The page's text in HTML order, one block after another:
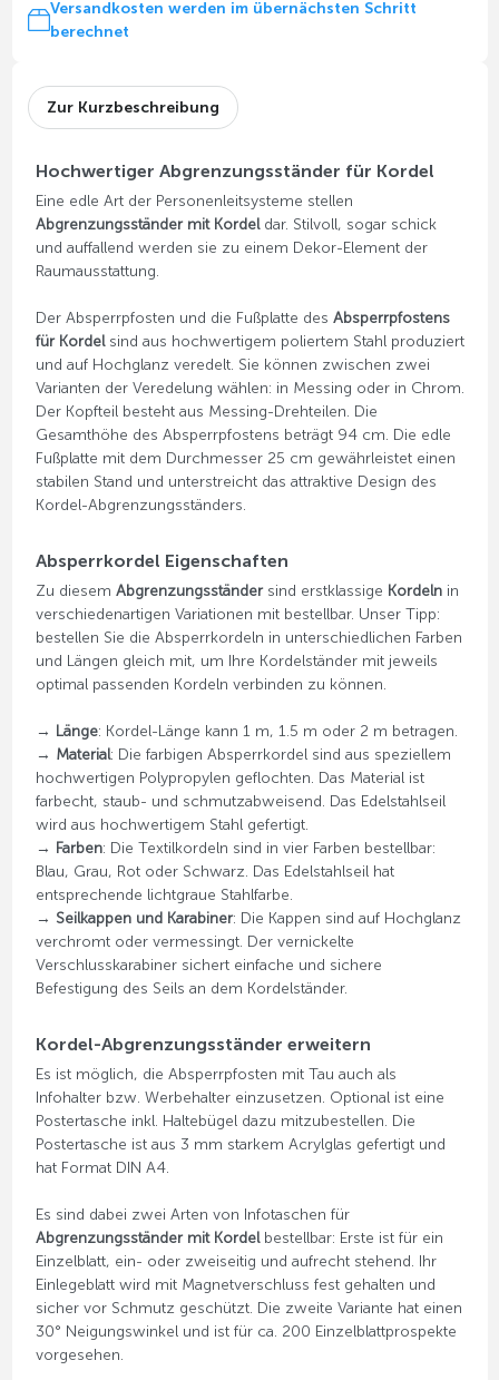
Versandkosten werden im übernächsten Schritt
berechnet
Zur Kurzbeschreibung
Hochwertiger Abgrenzungsständer für Kordel
Eine edle Art der Personenleitsysteme stellen
Abgrenzungsständer mit Kordeldar. Stilvoll, sogar schick
und auffallend werden sie zu einem Dekor-Element der
Raumausstattung.
Der Absperrpfosten und die Fußplatte des Absperrpfostens
für Kordelsind aus hochwertigem poliertem Stahl produziert
und auf Hochglanz veredelt. Sie können zwischen zwei
Varianten der Veredelung wählen: in Messing oder in Chrom.
Der Kopfteil besteht aus Messing-Drehteilen. Die
Gesamthöhe des Absperrpfostens beträgt 94 cm. Die edle
Fußplatte mit dem Durchmesser 25 cm gewährleistet einen
stabilen Stand und unterstreicht das attraktive Design des
Kordel-Abgrenzungsständers.
Absperrkordel Eigenschaften
Zu diesem Abgrenzungsständersind erstklassige Kordelnin
verschiedenartigen Variationen mit bestellbar. Unser Tipp:
bestellen Sie die Absperrkordeln in unterschiedlichen Farben
und Längen gleich mit, um Ihre Kordelständer mit jeweils
optimal passenden Kordeln verbinden zu können.
→ Länge: Kordel-Länge kann 1 m, 1.5 m oder 2 m betragen.
→ Material: Die farbigen Absperrkordel sind aus speziellem
hochwertigen Polypropylen geflochten. Das Material ist
farbecht, staub- und schmutzabweisend. Das Edelstahlseil
wird aus hochwertigem Stahl gefertigt.
→ Farben: Die Textilkordeln sind in vier Farben bestellbar:
Blau, Grau, Rot oder Schwarz. Das Edelstahlseil hat
entsprechende lichtgraue Stahlfarbe.
→ Seilkappen und Karabiner: Die Kappen sind auf Hochglanz
verchromt oder vermessingt. Der vernickelte
Verschlusskarabiner sichert einfache und sichere
Befestigung des Seils an dem Kordelständer.
Kordel-Abgrenzungsständer erweitern
Es ist möglich, die Absperrpfosten mit Tau auch als
Infohalter bzw. Werbehalter einzusetzen. Optional ist eine
Postertasche inkl. Haltebügel dazu mitzubestellen. Die
Postertasche ist aus 3 mm starkem Acrylglas gefertigt und
hat Format DIN A4.
Es sind dabei zwei Arten von Infotaschen für
Abgrenzungsständer mit Kordelbestellbar: Erste ist für ein
Einzelblatt, ein- oder zweiseitig und aufrecht stehend. Ihr
Einlegeblatt wird mit Magnetverschluss fest gehalten und
sicher vor Schmutz geschützt. Die zweite Variante hat einen
30° Neigungswinkel und ist für ca. 200 Einzelblattprospekte
vorgesehen.